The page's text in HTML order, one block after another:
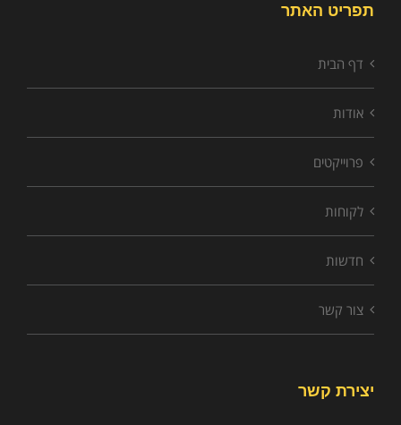
תפריט האתר
דף הבית
אודות
פרוייקטים
לקוחות
חדשות
צור קשר
יצירת קשר